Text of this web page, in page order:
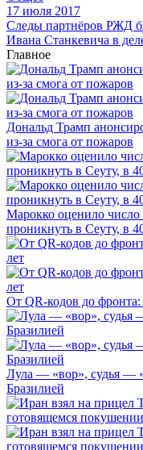
17 июля 2017
Следы партнёров РЖД
Ивана Станкевича в
Главное
Дональд Трамп
из-за смога от пожаров
Марокко оценило
проникнуть в Сеуту, в
От QR-кодов до фронта:
Лула — «вор», судья —
Бразилией